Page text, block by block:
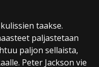
taakse.
paljastetaan
paljon sellaista,
Peter Jackson vie